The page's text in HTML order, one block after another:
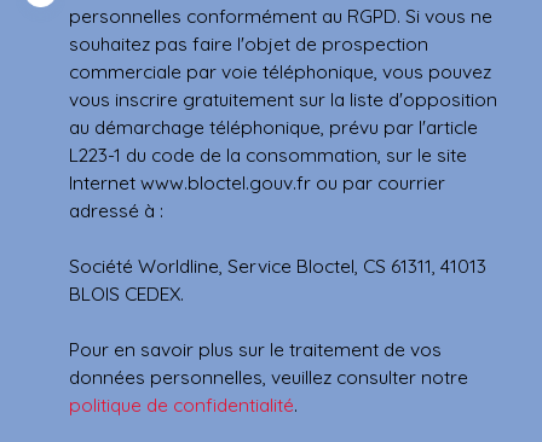
personnelles conformément au RGPD. Si vous ne
souhaitez pas faire l'objet de prospection
commerciale par voie téléphonique, vous pouvez
vous inscrire gratuitement sur la liste d'opposition
au démarchage téléphonique, prévu par l'article
L223-1 du code de la consommation, sur le site
Internet www.bloctel.gouv.fr ou par courrier
adressé à :
Société Worldline, Service Bloctel, CS 61311, 41013
BLOIS CEDEX.
Pour en savoir plus sur le traitement de vos
données personnelles, veuillez consulter notre
politique de confidentialité.